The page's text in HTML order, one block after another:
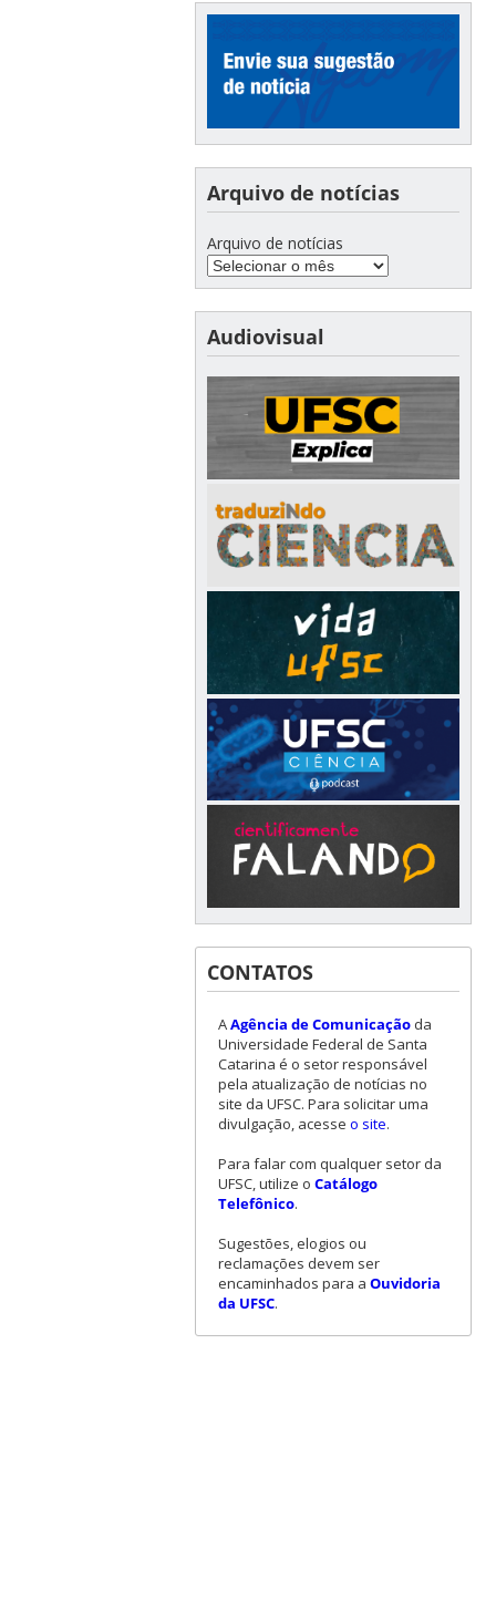
Arquivo de notícias
Arquivo de notícias
Audiovisual
CONTATOS
AAgência de Comunicaçãoda
Universidade Federal de Santa
Catarina é o setor responsável
pela atualização de notícias no
site da UFSC. Para solicitar uma
divulgação, acesse o site.
Para falar com qualquer setor da
UFSC, utilize o Catálogo
Telefônico.
Sugestões, elogios ou
reclamações devem ser
encaminhados para a Ouvidoria
da UFSC.